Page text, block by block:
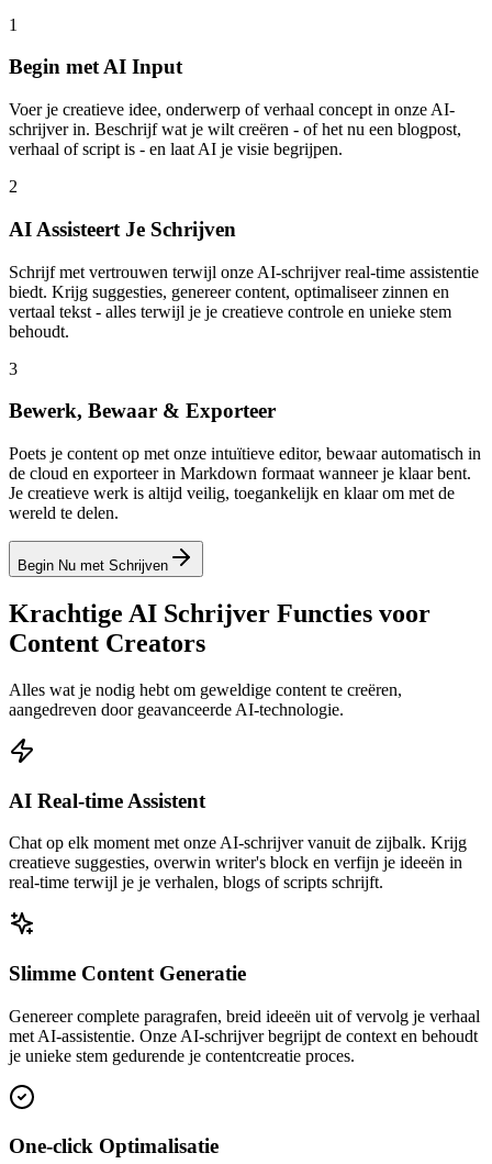
1
Begin met AI Input
Voer je creatieve idee, onderwerp of verhaal concept in onze AI-
schrijver in. Beschrijf wat je wilt creëren - of het nu een blogpost,
verhaal of script is - en laat AI je visie begrijpen.
2
AI Assisteert Je Schrijven
Schrijf met vertrouwen terwijl onze AI-schrijver real-time assistentie
biedt. Krijg suggesties, genereer content, optimaliseer zinnen en
vertaal tekst - alles terwijl je je creatieve controle en unieke stem
behoudt.
3
Bewerk, Bewaar & Exporteer
Poets je content op met onze intuïtieve editor, bewaar automatisch in
de cloud en exporteer in Markdown formaat wanneer je klaar bent.
Je creatieve werk is altijd veilig, toegankelijk en klaar om met de
wereld te delen.
Begin Nu met Schrijven
Krachtige AI Schrijver Functies voor
Content Creators
Alles wat je nodig hebt om geweldige content te creëren,
aangedreven door geavanceerde AI-technologie.
AI Real-time Assistent
Chat op elk moment met onze AI-schrijver vanuit de zijbalk. Krijg
creatieve suggesties, overwin writer's block en verfijn je ideeën in
real-time terwijl je je verhalen, blogs of scripts schrijft.
Slimme Content Generatie
Genereer complete paragrafen, breid ideeën uit of vervolg je verhaal
met AI-assistentie. Onze AI-schrijver begrijpt de context en behoudt
je unieke stem gedurende je contentcreatie proces.
One-click Optimalisatie